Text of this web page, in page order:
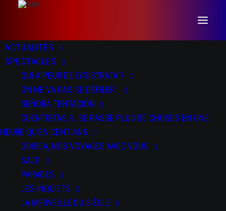
ACTUALITÉS
SPECTACLES
QUI A PEUR DE LYSISTRATA ?
ON NE VA PAS SE DÉFILER !
SEÑORA TENTACIÓN
CUENTISTAS, IL SE PASSE PLUS DE CHOSES EN UNE
HEURE QU’EN CENT ANS
ODISEA, NOS VOYAGES AVEC VOUS
SALTI
PARADES
LES INQUIETS
LA MERVEILLE DU SIÈCLE
SALTI